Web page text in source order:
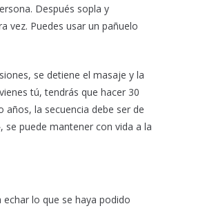
Después sopla y
vez. Puedes usar un pañuelo
se detiene el masaje y la
tú, tendrás que hacer 30
la secuencia debe ser de
se puede mantener con vida a la
lo que se haya podido